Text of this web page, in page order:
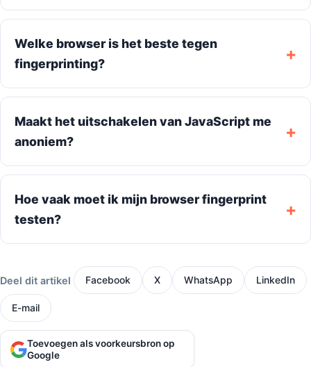
Welke browser is het beste tegen
fingerprinting?
Maakt het uitschakelen van JavaScript me
anoniem?
Hoe vaak moet ik mijn browser fingerprint
testen?
Deel dit artikel Facebook X WhatsApp LinkedIn
E-mail
Toevoegen als voorkeursbron op
Google